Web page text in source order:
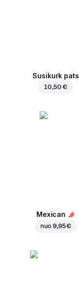
Susikurk pats
10,50 €
Mexican
nuo9,95 €